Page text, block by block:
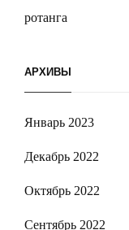
ротанга
АРХИВЫ
Январь 2023
Декабрь 2022
Октябрь 2022
Сентябрь 2022